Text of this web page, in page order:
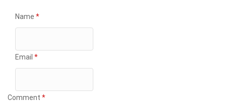
Name *
Email *
Comment *